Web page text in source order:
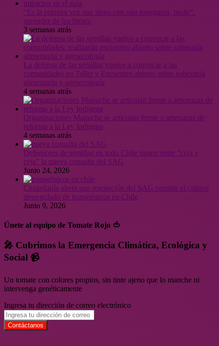
“Es la primera vez que riego con una manguera, profe”:
aprender de los brotes
3 semanas atrás
La defensa de las semillas vuelve a convocar a las
comunidades en Taller y Encuentro abierto sobre soberanía
alimentaria y agroecología
4 semanas atrás
Organizaciones Mapuche se articulan frente a amenazas de
reforma a la Ley Indígena
4 semanas atrás
Defensores de semillas en todo Chile tienen entre “ceja y
ceja” la nueva consulta del SAG
Junio 24, 2026
Ciudadanía alerta que resolución del SAG permite el cultivo
desregulado de transgénicos en Chile
Junio 9, 2026
Únete al equipo de Tomate Rojo 🍅
🎤 Cubrimos la Emergencia Climática, Ecológica y
Social 📹
Un tomate con colores propios, sin tinte ajeno que lo manche ni
intervenga genéticamente
Ingresa tu dirección de correo electrónico